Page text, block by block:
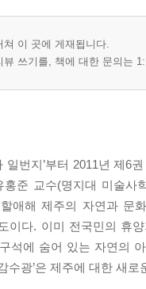
이 곳에 게재됩니다.
뷰 쓰기를, 책에 대한 문의는
일번지’부터 2011년 제6
준 교수(명지대 미술사
애해 제주의 자연과 문
이다. 이미 전국민의 휴
석에 숨어 있는 자연의
수광’은 제주에 대한 새